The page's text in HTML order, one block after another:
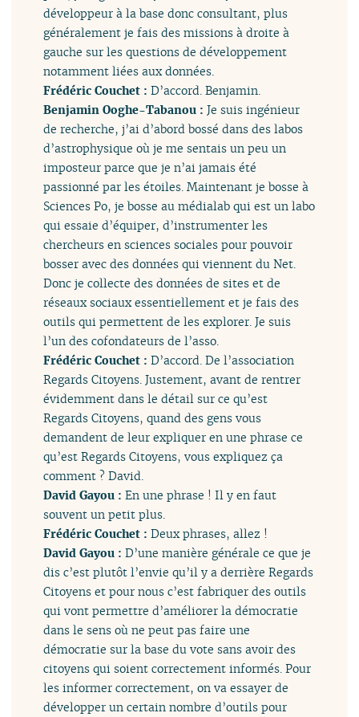
développeur à la base donc consultant, plus
généralement je fais des missions à droite à
gauche sur les questions de développement
notamment liées aux données.
Frédéric Couchet :D’accord. Benjamin.
Benjamin Ooghe-Tabanou :Je suis ingénieur
de recherche, j’ai d’abord bossé dans des labos
d’astrophysique où je me sentais un peu un
imposteur parce que je n’ai jamais été
passionné par les étoiles. Maintenant je bosse à
Sciences Po, je bosse au médialab qui est un labo
qui essaie d’équiper, d’instrumenter les
chercheurs en sciences sociales pour pouvoir
bosser avec des données qui viennent du Net.
Donc je collecte des données de sites et de
réseaux sociaux essentiellement et je fais des
outils qui permettent de les explorer. Je suis
l’un des cofondateurs de l’asso.
Frédéric Couchet :D’accord. De l’association
Regards Citoyens. Justement, avant de rentrer
évidemment dans le détail sur ce qu’est
Regards Citoyens, quand des gens vous
demandent de leur expliquer en une phrase ce
qu’est Regards Citoyens, vous expliquez ça
comment ? David.
David Gayou :En une phrase ! Il y en faut
souvent un petit plus.
Frédéric Couchet :Deux phrases, allez !
David Gayou :D’une manière générale ce que je
dis c’est plutôt l’envie qu’il y a derrière Regards
Citoyens et pour nous c’est fabriquer des outils
qui vont permettre d’améliorer la démocratie
dans le sens où ne peut pas faire une
démocratie sur la base du vote sans avoir des
citoyens qui soient correctement informés. Pour
les informer correctement, on va essayer de
développer un certain nombre d’outils pour